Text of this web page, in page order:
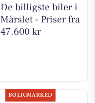
De billigste biler i
Mårslet - Priser fra
47.600 kr
BOLIGMARKED